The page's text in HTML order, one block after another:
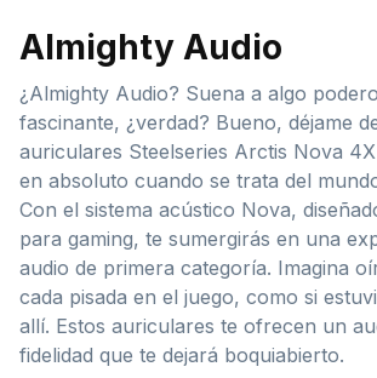
Almighty Audio
¿Almighty Audio? Suena a algo
fascinante, ¿verdad? Bueno, déjame
auriculares Steelseries Arctis Nova
en absoluto cuando se trata del
Con el sistema acústico Nova,
para gaming, te sumergirás en una
audio de primera categoría. Imagina
cada pisada en el juego, como si
allí. Estos auriculares te ofrecen un
fidelidad que te dejará boquiabierto.